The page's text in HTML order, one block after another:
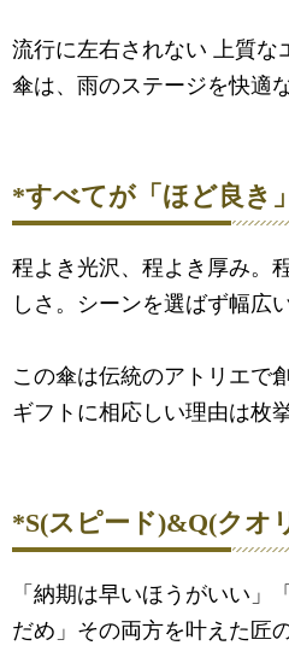
流行に左右されない 上質な
傘は、雨のステージを快適
*すべてが「ほど良き
程よき光沢、程よき厚み。
しさ。シーンを選ばず幅広
この傘は伝統のアトリエで
ギフトに相応しい理由は枚
*S(スピード)&Q(クオ
「納期は早いほうがいい」
だめ」その両方を叶えた匠